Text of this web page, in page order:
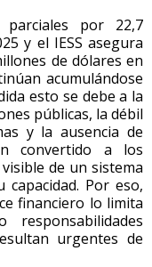
por 22,7
y el IESS asegura
de dólares en
acumulándose
esto se debe a la
públicas, la débil
y la ausencia de
convertido a los
de un sistema
Por eso,
financiero lo limita
responsabilidades
urgentes de